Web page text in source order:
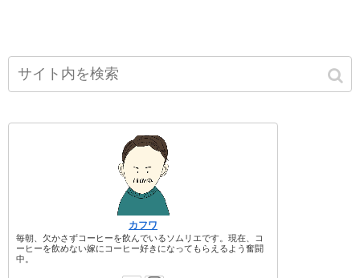
カフワ
毎朝、欠かさずコーヒーを飲んでいるソムリエです。現在、コ
ーヒーを飲めない嫁にコーヒー好きになってもらえるよう奮闘
中。